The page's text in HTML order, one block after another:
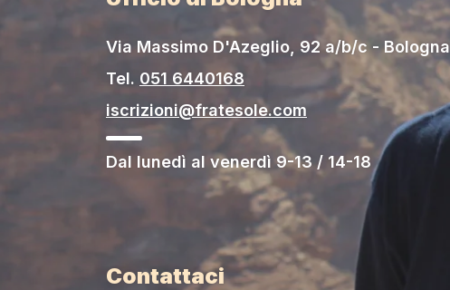
Via Massimo D'Azeglio, 92 a/b/c - Bologna
Tel. 051 6440168
iscrizioni@fratesole.com
Dal lunedì al venerdì 9-13 / 14-18
Contattaci